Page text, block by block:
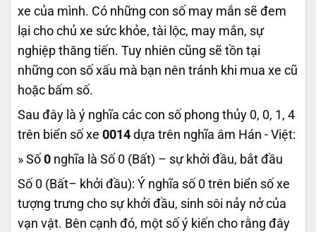
xe của mình. Có những con số may mắn sẽ đem
lại cho chủ xe sức khỏe, tài lộc, may mắn, sự
nghiệp thăng tiến. Tuy nhiên cũng sẽ tồn tại
những con số xấu mà bạn nên tránh khi mua xe cũ
hoặc bấm số.
Sau đây là ý nghĩa các con số phong thủy 0, 0, 1, 4
trên biển số xe 0014 dựa trên nghĩa âm Hán - Việt:
» Số 0 nghĩa là Số 0 (Bất) – sự khởi đầu, bắt đầu
Số 0 (Bất– khởi đầu): Ý nghĩa số 0 trên biển số xe
tượng trưng cho sự khởi đầu, sinh sôi nảy nở của
vạn vật. Bên cạnh đó, một số ý kiến cho rằng đây